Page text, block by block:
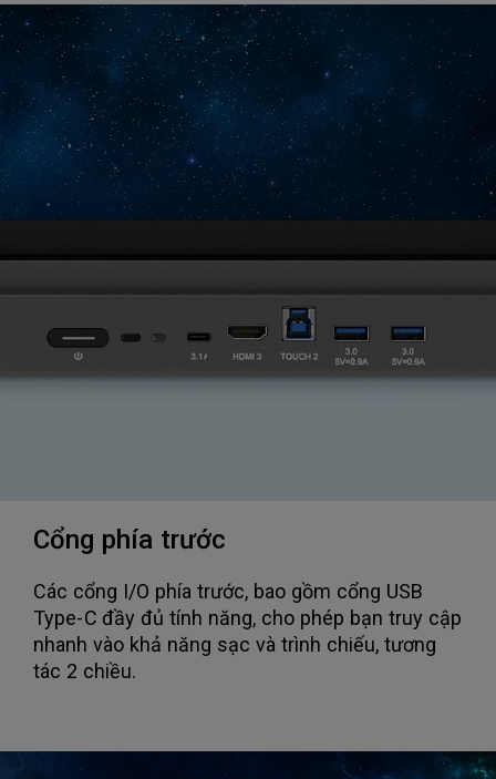
Cổng phía trước
Các cổng I/O phía trước, bao gồm cổng USB
Type-C đầy đủ tính năng, cho phép bạn truy cập
nhanh vào khả năng sạc và trình chiếu, tương
tác 2 chiều.